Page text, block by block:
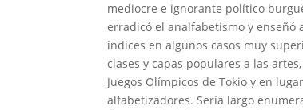
mediocre e ignorante político
erradicó el analfabetismo y
índices en algunos casos muy
clases y capas populares a las
Juegos Olímpicos de Tokio y en
alfabetizadores. Sería largo